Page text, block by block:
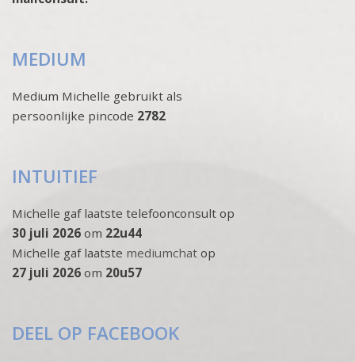
MEDIUM
Medium Michelle gebruikt als
persoonlijke pincode 2782
INTUITIEF
Michelle gaf laatste telefoonconsult op
30 juli 2026 om 22u44
Michelle gaf laatste mediumchat op
27 juli 2026 om 20u57
DEEL OP FACEBOOK